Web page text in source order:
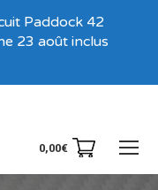
0,00€
!
Paddock 42
23 août inclus